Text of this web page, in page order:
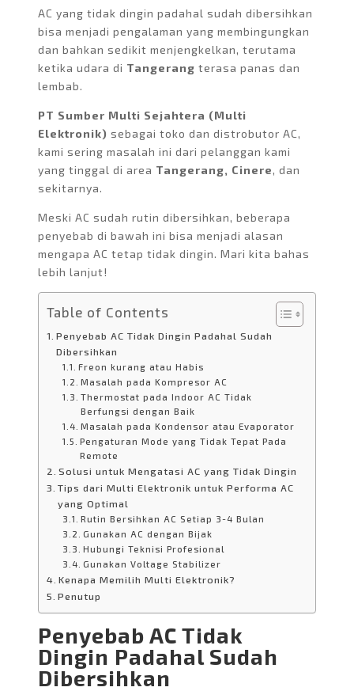
AC yang tidak dingin padahal sudah dibersihkan
bisa menjadi pengalaman yang membingungkan
dan bahkan sedikit menjengkelkan, terutama
ketika udara di Tangerang terasa panas dan
lembab.
PT Sumber Multi Sejahtera (Multi
Elektronik) sebagai toko dan distrobutor AC,
kami sering masalah ini dari pelanggan kami
yang tinggal di area Tangerang, Cinere, dan
sekitarnya.
Meski AC sudah rutin dibersihkan, beberapa
penyebab di bawah ini bisa menjadi alasan
mengapa AC tetap tidak dingin. Mari kita bahas
lebih lanjut!
Table of Contents
Penyebab AC Tidak Dingin Padahal Sudah
Dibersihkan
Freon kurang atau Habis
Masalah pada Kompresor AC
Thermostat pada Indoor AC Tidak
Berfungsi dengan Baik
Masalah pada Kondensor atau Evaporator
Pengaturan Mode yang Tidak Tepat Pada
Remote
Solusi untuk Mengatasi AC yang Tidak Dingin
Tips dari Multi Elektronik untuk Performa AC
yang Optimal
Rutin Bersihkan AC Setiap 3-4 Bulan
Gunakan AC dengan Bijak
Hubungi Teknisi Profesional
Gunakan Voltage Stabilizer
Kenapa Memilih Multi Elektronik?
Penutup
Penyebab AC Tidak
Dingin Padahal Sudah
Dibersihkan